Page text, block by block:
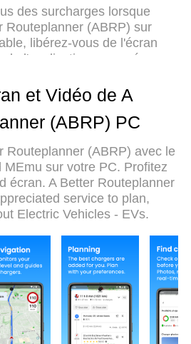
des surcharges lorsque
Routeplanner (ABRP) sur
libérez-vous de l'écran
l'application sur un écran
Désormais, vous pouvez
en plein écran avec le
vous offre toutes les
que vous attendiez :
plus de limitations de
mobiles et d'appels
nouveau MEmu 9 est le
A Better Routeplanner
Codé avec notre
comptes en même temps. Et
moteur d'émulation exclusif
de votre PC, rendre
et Vidéo de A
(ABRP) PC
Routeplanner (ABRP) avec le
MEmu sur votre PC. Profitez
écran. A Better Routeplanner
service to plan,
Electric Vehicles - EVs.